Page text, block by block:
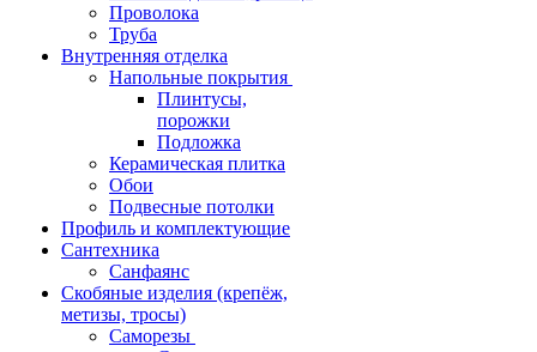
Проволока
Труба
Внутренняя отделка
Напольные покрытия
Плинтусы,
порожки
Подложка
Керамическая плитка
Обои
Подвесные потолки
Профиль и комплектующие
Сантехника
Санфаянс
Скобяные изделия (крепёж,
метизы, тросы)
Саморезы